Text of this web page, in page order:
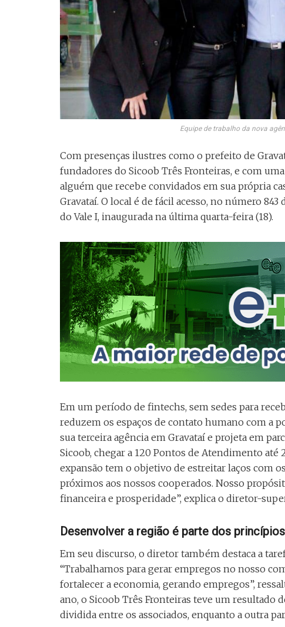
Equipe de trabalho da nova
Com presenças ilustres como o prefeito de
fundadores do Sicoob Três Fronteiras, e com
alguém que recebe convidados em sua própria
Gravataí. O local é de fácil acesso, no número
do Vale I, inaugurada na última quarta-feira (18).
Em um período de fintechs, sem sedes para
reduzem os espaços de contato humano com a
sua terceira agência em Gravataí e projeta em
Sicoob, chegar a 120 Pontos de Atendimento até
expansão tem o objetivo de estreitar laços com
próximos aos nossos cooperados. Nosso
financeira e prosperidade”, explica o diretor-
Desenvolver a região é parte dos princípios
Em seu discurso, o diretor também destaca a
“Trabalhamos para gerar empregos no nosso
fortalecer a economia, gerando empregos”,
ano, o Sicoob Três Fronteiras teve um resultado
dividida entre os associados, enquanto a outra